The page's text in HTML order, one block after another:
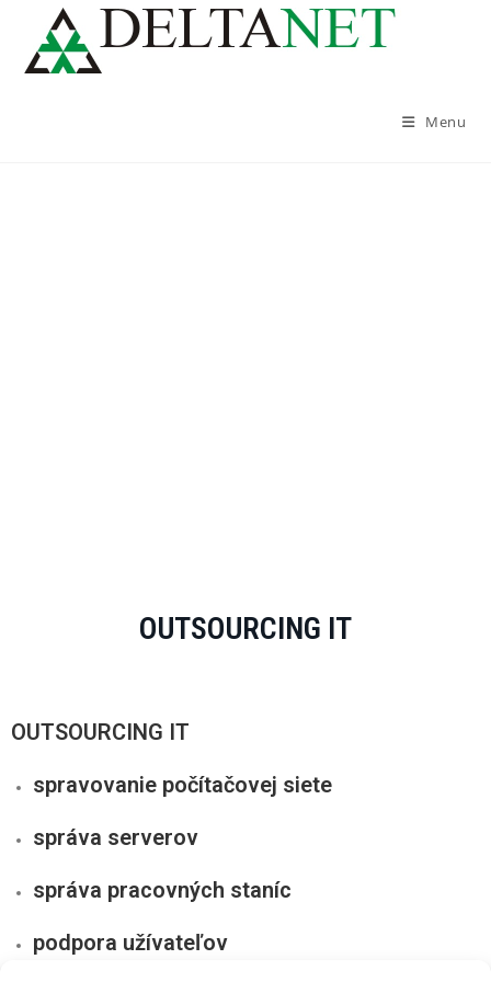
Menu
OUTSOURCING IT
OUTSOURCING IT
spravovanie počítačovej siete
správa serverov
správa pracovných staníc
podpora užívateľov